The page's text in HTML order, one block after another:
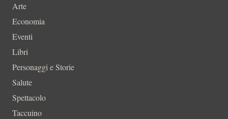
Arte
Economia
Eventi
Libri
Personaggi e Storie
Salute
Spettacolo
Taccuino